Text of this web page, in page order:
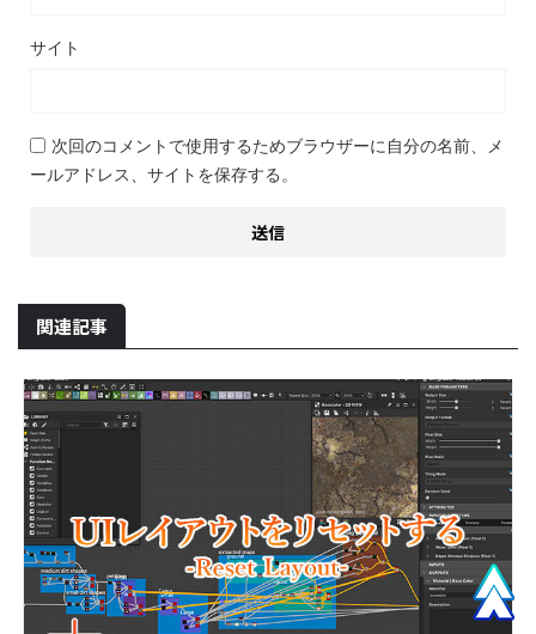
サイト
次回のコメントで使用するためブラウザーに自分の名前、メ
ールアドレス、サイトを保存する。
関連記事